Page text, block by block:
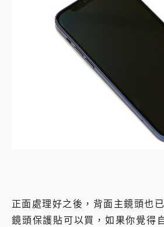
正面處理好之後，背面主鏡頭也
鏡頭保護貼可以買，如果你覺得